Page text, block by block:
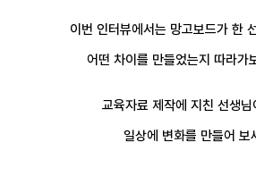
이번 인터뷰에서는 망고보드가 한
어떤 차이를 만들었는지 따라가
교육자료 제작에 지친 선생님
일상에 변화를 만들어 보